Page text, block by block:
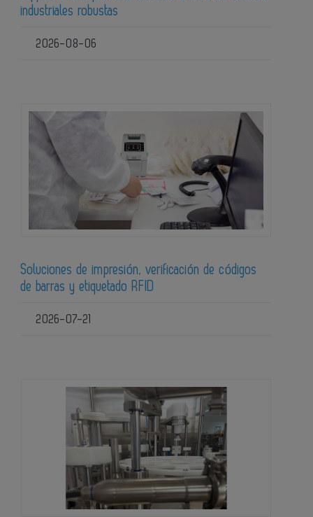
industriales robustas
2026-08-06
Soluciones de impresión, verificación de códigos
de barras y etiquetado RFID
2026-07-21